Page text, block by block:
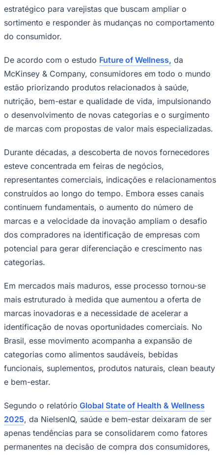
Coritiba
estratégico para varejistas que buscam ampliar o
sortimento e responder às mudanças no comportamento
do consumidor.
De acordo com o estudo Future of Wellness, da
McKinsey & Company, consumidores em todo o mundo
estão priorizando produtos relacionados à saúde,
nutrição, bem-estar e qualidade de vida, impulsionando
o desenvolvimento de novas categorias e o surgimento
de marcas com propostas de valor mais especializadas.
Durante décadas, a descoberta de novos fornecedores
esteve concentrada em feiras de negócios,
representantes comerciais, indicações e relacionamentos
construídos ao longo do tempo. Embora esses canais
continuem fundamentais, o aumento do número de
marcas e a velocidade da inovação ampliam o desafio
dos compradores na identificação de empresas com
potencial para gerar diferenciação e crescimento nas
categorias.
Em mercados mais maduros, esse processo tornou-se
mais estruturado à medida que aumentou a oferta de
marcas inovadoras e a necessidade de acelerar a
identificação de novas oportunidades comerciais. No
Brasil, esse movimento acompanha a expansão de
categorias como alimentos saudáveis, bebidas
funcionais, suplementos, produtos naturais, clean beauty
e bem-estar.
Segundo o relatório Global State of Health & Wellness
2025, da NielsenIQ, saúde e bem-estar deixaram de ser
apenas tendências para se consolidarem como fatores
permanentes na decisão de compra dos consumidores,